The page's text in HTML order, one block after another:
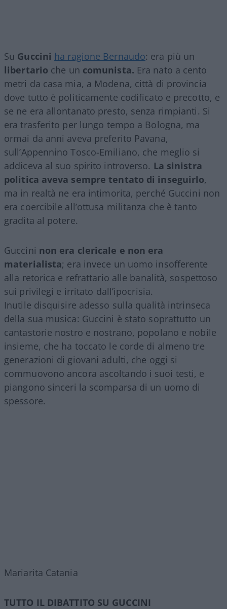
Su Guccini ha ragione Bernaudo: era più un
libertario che un comunista. Era nato a cento
metri da casa mia, a Modena, città di provincia
dove tutto è politicamente codificato e precotto, e
se ne era allontanato presto, senza rimpianti. Si
era trasferito per lungo tempo a Bologna, ma
ormai da anni aveva preferito Pavana,
sull’Appennino Tosco-Emiliano, che meglio si
addiceva al suo spirito introverso. La sinistra
politica aveva sempre tentato di inseguirlo,
ma in realtà ne era intimorita, perché Guccini non
era coercibile all’ottusa militanza che è tanto
gradita al potere.
Guccini non era clericale e non era
materialista; era invece un uomo insofferente
alla retorica e refrattario alle banalità, sospettoso
sui privilegi e irritato dall’ipocrisia.
Inutile disquisire adesso sulla qualità intrinseca
della sua musica: Guccini è stato soprattutto un
cantastorie nostro e nostrano, popolano e nobile
insieme, che ha toccato le corde di almeno tre
generazioni di giovani adulti, che oggi si
commuovono ancora ascoltando i suoi testi, e
piangono sinceri la scomparsa di un uomo di
spessore.
Mariarita Catania
TUTTO IL DIBATTITO SU GUCCINI